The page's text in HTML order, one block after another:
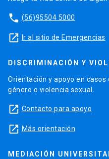
phone (56)95504 5000
launch Ir al sitio de Emergencias
DISCRIMINACIÓN Y
Orientación y apoyo en
género o violencia sexual.
launch Contacto para apoyo
launch Más orientación
MEDIACIÓN